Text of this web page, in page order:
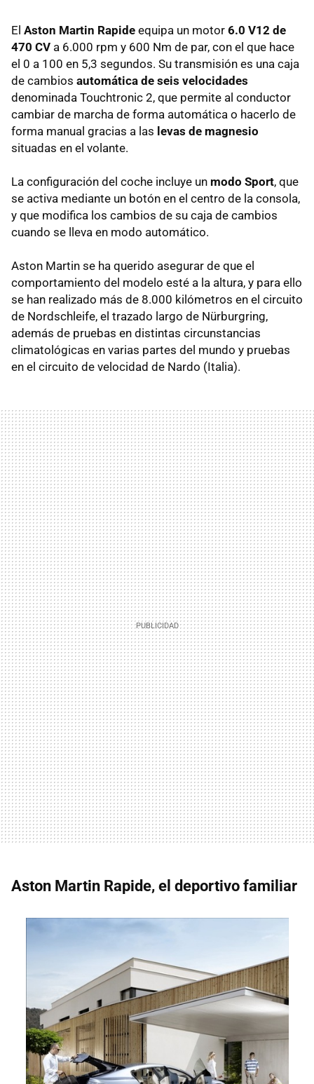
El Aston Martin Rapide equipa un motor 6.0 V12 de
470 CV a 6.000 rpm y 600 Nm de par, con el que hace
el 0 a 100 en 5,3 segundos. Su transmisión es una caja
de cambios automática de seis velocidades
denominada Touchtronic 2, que permite al conductor
cambiar de marcha de forma automática o hacerlo de
forma manual gracias a las levas de magnesio
situadas en el volante.
La configuración del coche incluye un modo Sport, que
se activa mediante un botón en el centro de la consola,
y que modifica los cambios de su caja de cambios
cuando se lleva en modo automático.
Aston Martin se ha querido asegurar de que el
comportamiento del modelo esté a la altura, y para ello
se han realizado más de 8.000 kilómetros en el circuito
de Nordschleife, el trazado largo de Nürburgring,
además de pruebas en distintas circunstancias
climatológicas en varias partes del mundo y pruebas
en el circuito de velocidad de Nardo (Italia).
Aston Martin Rapide, el deportivo familiar